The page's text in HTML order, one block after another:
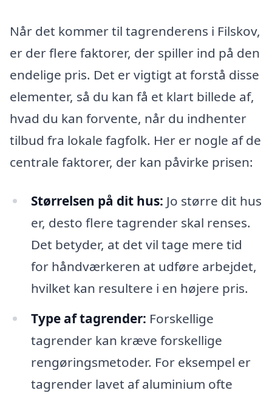
Når det kommer til tagrenderens i Filskov,
er der flere faktorer, der spiller ind på den
endelige pris. Det er vigtigt at forstå disse
elementer, så du kan få et klart billede af,
hvad du kan forvente, når du indhenter
tilbud fra lokale fagfolk. Her er nogle af de
centrale faktorer, der kan påvirke prisen:
Størrelsen på dit hus: Jo større dit hus
er, desto flere tagrender skal renses.
Det betyder, at det vil tage mere tid
for håndværkeren at udføre arbejdet,
hvilket kan resultere i en højere pris.
Type af tagrender: Forskellige
tagrender kan kræve forskellige
rengøringsmetoder. For eksempel er
tagrender lavet af aluminium ofte